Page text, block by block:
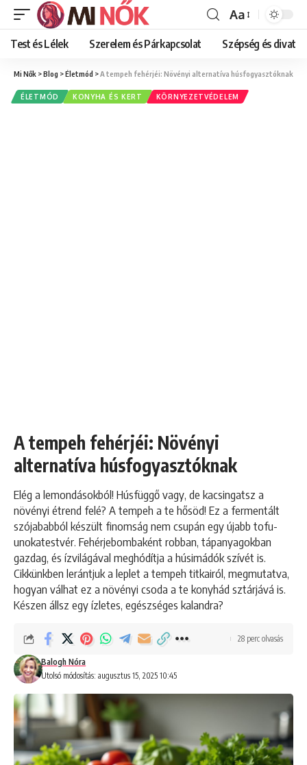
Font
Resizer
Aa
Test és Lélek Szerelem és Párkapcsolat Szépség és divat
Mi Nők >Blog >Életmód >A tempeh fehérjéi: Növényi alternatíva húsfogyasztóknak
ÉLETMÓD KONYHA ÉS KERT KÖRNYEZETVÉDELEM
A tempeh fehérjéi: Növényi
alternatíva húsfogyasztóknak
Elég a lemondásokból! Húsfüggő vagy, de kacsingatsz a
növényi étrend felé? A tempeh a te hősöd! Ez a fermentált
szójababból készült finomság nem csupán egy újabb tofu-
unokatestvér. Fehérjebombaként robban, tápanyagokban
gazdag, és ízvilágával meghódítja a húsimádók szívét is.
Cikkünkben lerántjuk a leplet a tempeh titkairól, megmutatva,
hogyan válhat ez a növényi csoda a te konyhád sztárjává is.
Készen állsz egy ízletes, egészséges kalandra?
Utolsó módosítás: augusztus 15, 2025 10:45
Balogh Nóra
28 perc olvasás